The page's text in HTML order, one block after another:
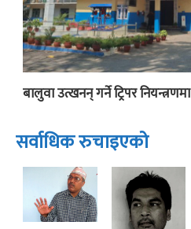
बालुवा उत्खनन् गर्ने ट्रिपर नियन्त्रणमा
सर्वाधिक रुचाइएको